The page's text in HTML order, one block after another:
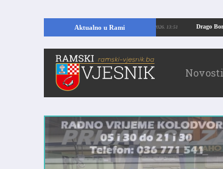
Aktualno u Rami
Kopajući temelje kuće, pronašao vrijedne arheološke ostatke 24.07.2026. 13:51
Novosti